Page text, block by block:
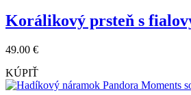
Korálikový prsteň s
49.00 €
KÚPIŤ